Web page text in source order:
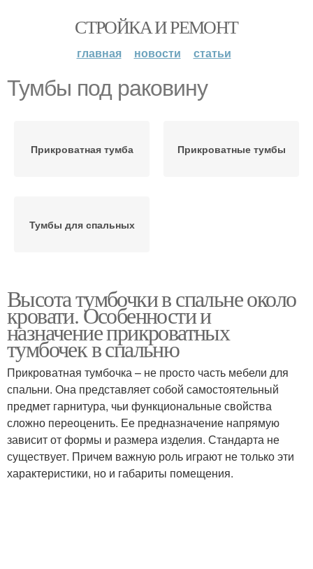
СТРОЙКА И РЕМОНТ
главная новости статьи
Тумбы под раковину
Прикроватная тумба Прикроватные тумбы
Тумбы для спальных
Высота тумбочки в спальне около
кровати. Особенности и
назначение прикроватных
тумбочек в спальню
Прикроватная тумбочка – не просто часть мебели для
спальни. Она представляет собой самостоятельный
предмет гарнитура, чьи функциональные свойства
сложно переоценить. Ее предназначение напрямую
зависит от формы и размера изделия. Стандарта не
существует. Причем важную роль играют не только эти
характеристики, но и габариты помещения.